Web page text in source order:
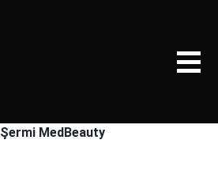
Şermi MedBeauty